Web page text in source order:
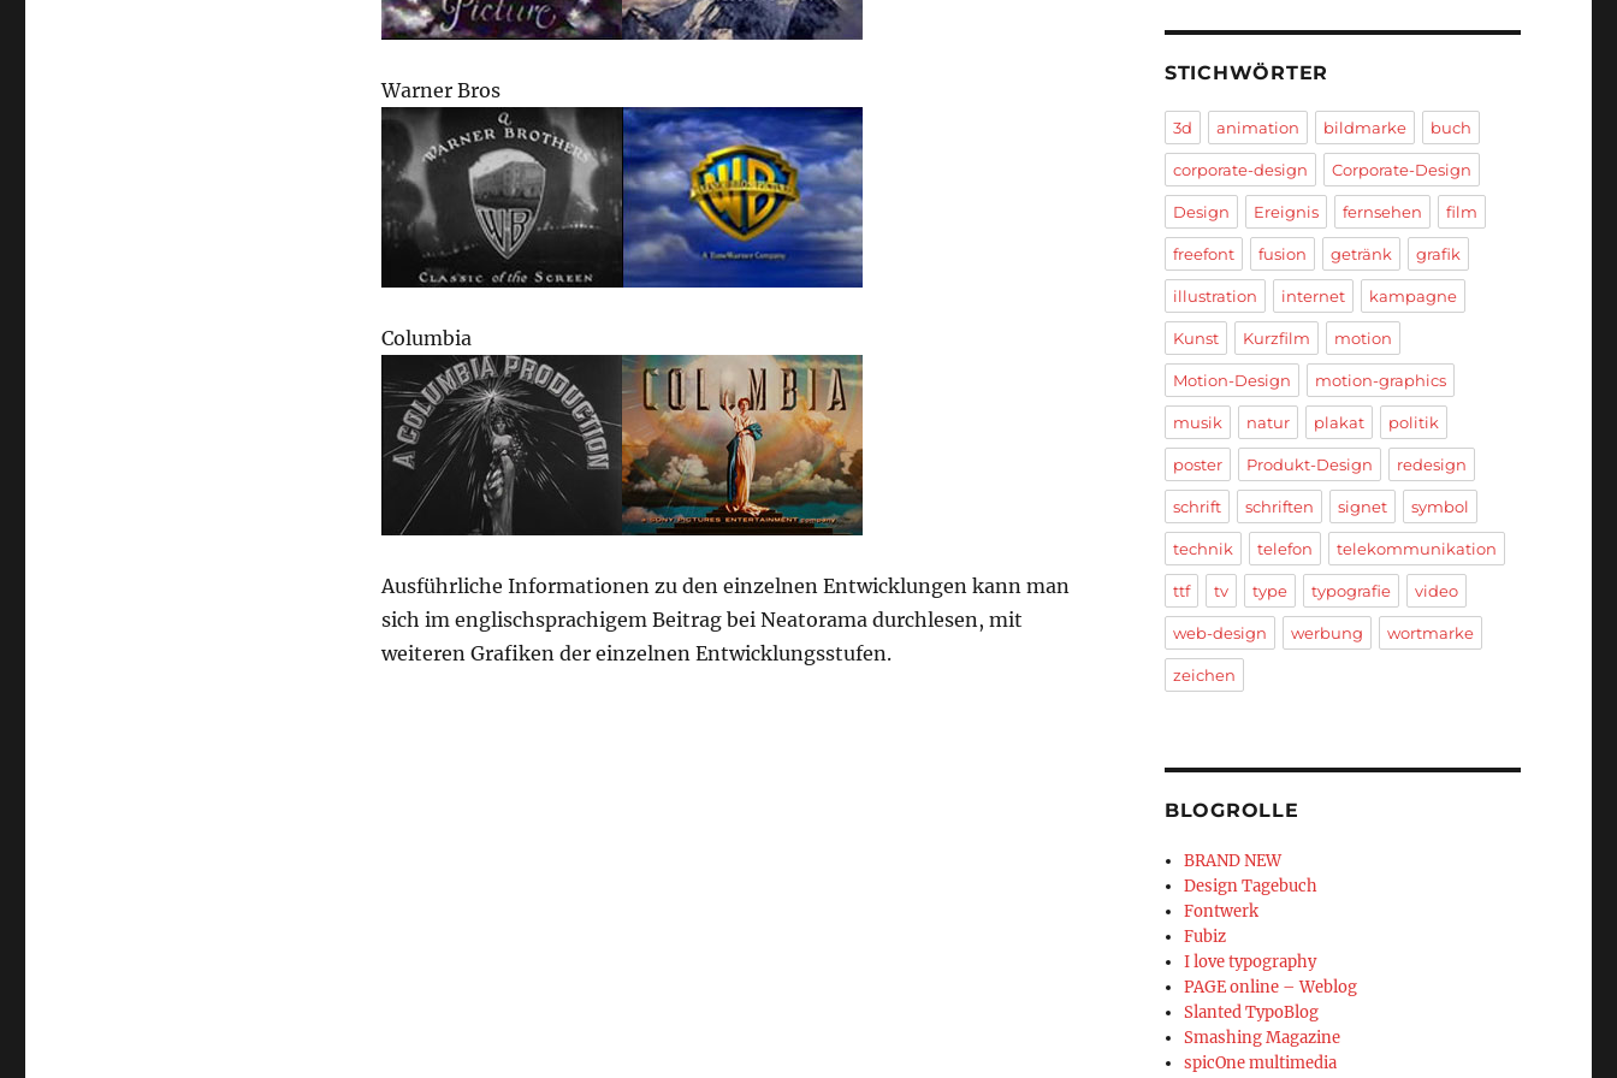
Warner Bros
Columbia
Ausführliche Informationen zu den einzelnen Entwicklungen kann man
sich im englischsprachigem Beitrag bei Neatorama durchlesen, mit
weiteren Grafiken der einzelnen Entwicklungsstufen.
STICHWÖRTER
3d animation bildmarke buch
corporate-design Corporate-Design
Design Ereignis fernsehen film
freefont fusion getränk grafik
illustration internet kampagne
Kunst Kurzfilm motion
Motion-Design motion-graphics
musik natur plakat politik
poster Produkt-Design redesign
schrift schriften signet symbol
technik telefon telekommunikation
ttf tv type typografie video
web-design werbung wortmarke
zeichen
BLOGROLLE
BRAND NEW
Design Tagebuch
Fontwerk
Fubiz
I love typography
PAGE online – Weblog
Slanted TypoBlog
Smashing Magazine
spicOne multimedia